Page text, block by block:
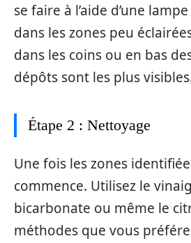
se faire à l’aide d’une
dans les zones peu
dans les coins ou en bas
dépôts sont les plus
Étape 2 : Nettoyage
Une fois les zones
commence. Utilisez le
bicarbonate ou même le
méthodes que vous